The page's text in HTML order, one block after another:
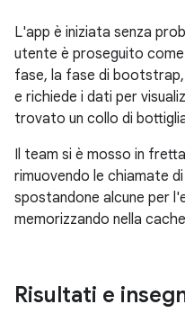
L'app è iniziata senza
utente è proseguito
fase, la fase di
e richiede i dati per
trovato un collo di
Il team si è mosso in
rimuovendo le chiamate
spostandone alcune per
memorizzando nella
Risultati e